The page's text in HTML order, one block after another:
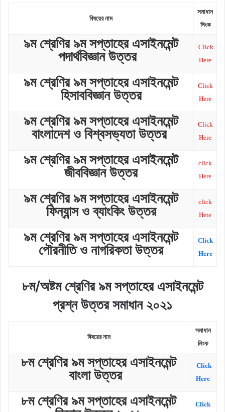
বিষয়ের নাম
সমাধান
লিংক
৯ম শ্রেণির ৯ম সপ্তাহের এসাইনমেন্ট
পদার্থবিজ্ঞান উত্তর
Click
Here
৯ম শ্রেণির ৯ম সপ্তাহের এসাইনমেন্ট
হিসাববিজ্ঞান উত্তর
Click
Here
৯ম শ্রেণির ৯ম সপ্তাহের এসাইনমেন্ট
বাংলাদেশ ও বিশ্বসভ্যতা উত্তর
Click
Here
৯ম শ্রেণির ৯ম সপ্তাহের এসাইনমেন্ট
জীববিজ্ঞান উত্তর
click
Here
৯ম শ্রেণির ৯ম সপ্তাহের এসাইনমেন্ট
ফিন্যান্স ও ব্যাংকিং উত্তর
click
Hete
৯ম শ্রেণির ৯ম সপ্তাহের এসাইনমেন্ট
পৌরনীতি ও নাগরিকতা উত্তর
Click
Here
৮ম/অষ্টম শ্রেণির ৯ম সপ্তাহের এসাইনমেন্ট
প্রশ্ন উত্তর সমাধান ২০২১
বিষয়ের নাম
সমাধান
লিংক
৮ম শ্রেণির ৯ম সপ্তাহের এসাইনমেন্ট
বাংলা উত্তর
Click
Here
৮ম শ্রেণির ৯ম সপ্তাহের এসাইনমেন্ট
Click